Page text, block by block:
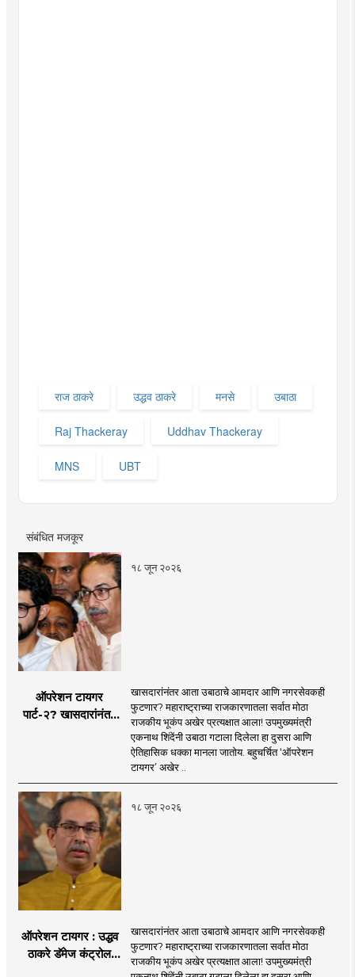
राज ठाकरे उद्धव ठाकरे मनसे उबाठा
Raj Thackeray Uddhav Thackeray
MNS UBT
संबंधित मजकूर
१८ जून २०२६
ऑपरेशन टायगर
पार्ट-२? खासदारांनंतर
खासदारांनंतर आता उबाठाचे आमदार आणि नगरसेवकही
फुटणार? महाराष्ट्राच्या राजकारणातला सर्वात मोठा
राजकीय भूकंप अखेर प्रत्यक्षात आला! उपमुख्यमंत्री
एकनाथ शिंदेंनी उबाठा गटाला दिलेला हा दुसरा आणि
ऐतिहासिक धक्का मानला जातोय. बहुचर्चित ‘ऑपरेशन
टायगर’ अखेर ..
१८ जून २०२६
ऑपरेशन टायगर : उद्धव
ठाकरे डॅमेज कंट्रोल
खासदारांनंतर आता उबाठाचे आमदार आणि नगरसेवकही
फुटणार? महाराष्ट्राच्या राजकारणातला सर्वात मोठा
राजकीय भूकंप अखेर प्रत्यक्षात आला! उपमुख्यमंत्री